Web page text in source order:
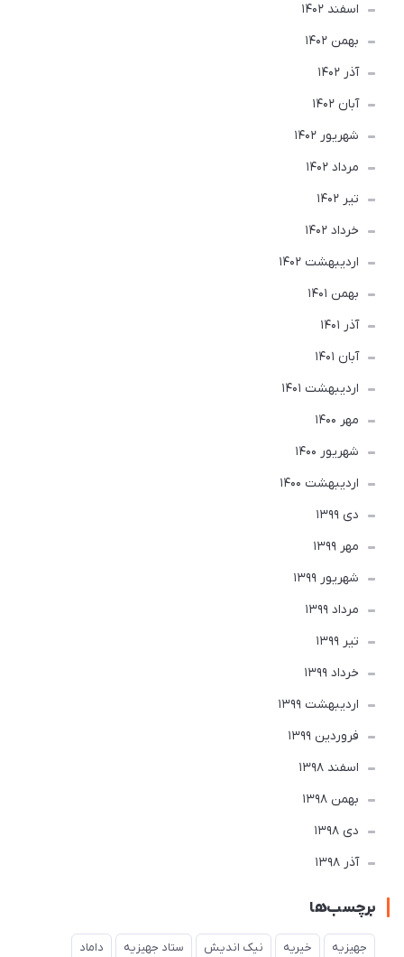
اسفند 1402
بهمن 1402
آذر 1402
آبان 1402
شهریور 1402
مرداد 1402
تير 1402
خرداد 1402
ارديبهشت 1402
بهمن 1401
آذر 1401
آبان 1401
ارديبهشت 1401
مهر 1400
شهریور 1400
ارديبهشت 1400
دی 1399
مهر 1399
شهریور 1399
مرداد 1399
تير 1399
خرداد 1399
ارديبهشت 1399
فروردین 1399
اسفند 1398
بهمن 1398
دی 1398
آذر 1398
برچسب‌ها
جهیزیه خیریه نیک اندیش ستاد جهیزیه داماد